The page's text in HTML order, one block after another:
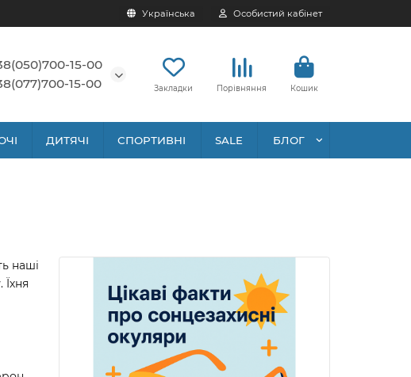
Українська Особистий кабінет
15-00
15-00
Закладки Порівняння Кошик
ДИТЯЧІ СПОРТИВНІ SALE БЛОГ
наші